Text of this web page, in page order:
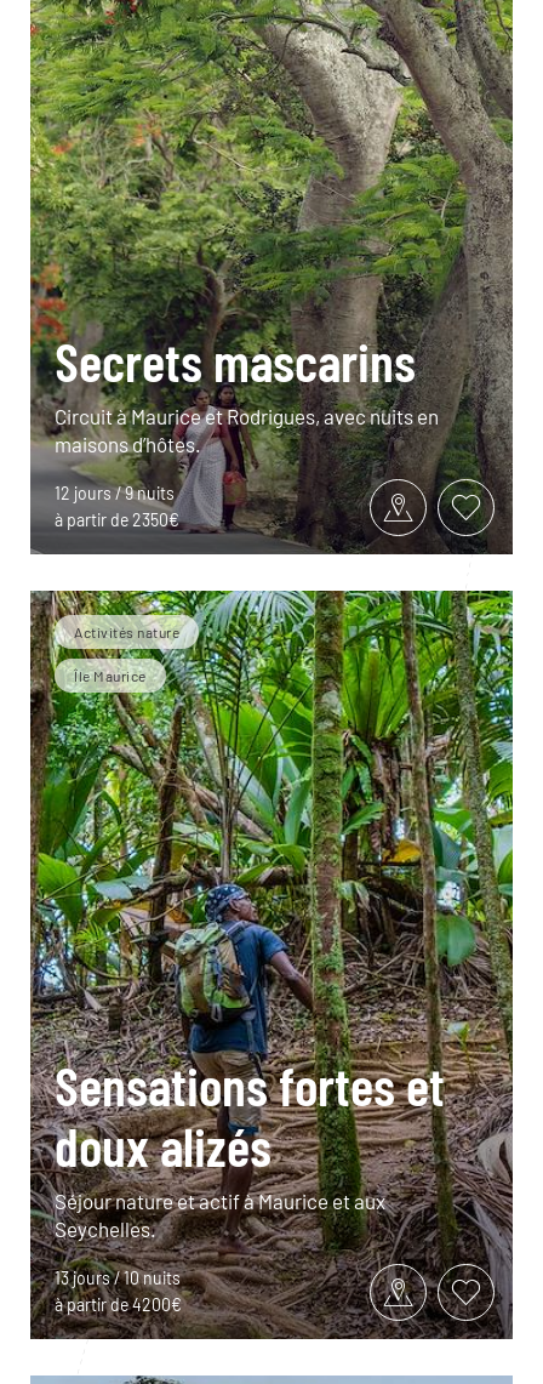
Secrets mascarins
Circuit à Maurice et Rodrigues, avec nuits en
maisons d’hôtes.
12 jours / 9 nuits
à partir de 2350€
Activités nature
Île Maurice
Sensations fortes et
doux alizés
Séjour nature et actif à Maurice et aux
Seychelles.
13 jours / 10 nuits
à partir de 4200€